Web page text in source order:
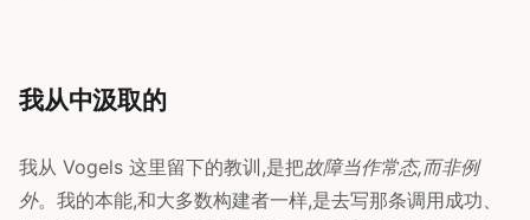
我从中汲取的
我从 Vogels 这里留下的教训,是把故障当作常态,而非例
外。我的本能,和大多数构建者一样,是去写那条调用成功、